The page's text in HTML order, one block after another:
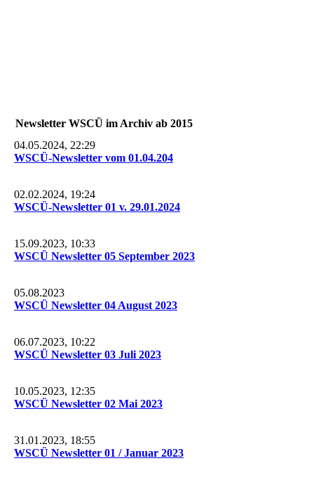
Newsletter WSCÜ im Archiv ab 2015
04.05.2024, 22:29
WSCÜ-Newsletter vom 01.04.204
02.02.2024, 19:24
WSCÜ-Newsletter 01 v. 29.01.2024
15.09.2023, 10:33
WSCÜ Newsletter 05 September 2023
05.08.2023
WSCÜ Newsletter 04 August 2023
06.07.2023, 10:22
WSCÜ Newsletter 03 Juli 2023
10.05.2023, 12:35
WSCÜ Newsletter 02 Mai 2023
31.01.2023, 18:55
WSCÜ Newsletter 01 / Januar 2023